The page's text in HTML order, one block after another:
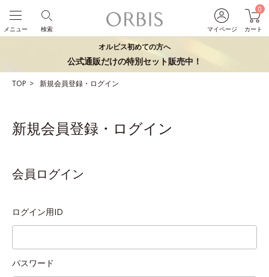
マイページ
0
カート
検索
メニュー
オルビス初めての方へ
公式通販だけの特別セット販売中！
TOP 新規会員登録・ログイン
新規会員登録・ログイン
会員ログイン
ログイン用ID
パスワード